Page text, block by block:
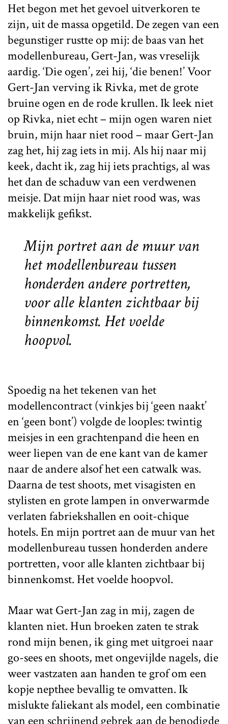
Het begon met het gevoel uitverkoren te
zijn, uit de massa opgetild. De zegen van een
begunstiger rustte op mij: de baas van het
modellenbureau, Gert-Jan, was vreselijk
aardig. ‘Die ogen’, zei hij, ‘die benen!’ Voor
Gert-Jan verving ik Rivka, met de grote
bruine ogen en de rode krullen. Ik leek niet
op Rivka, niet echt – mijn ogen waren niet
bruin, mijn haar niet rood – maar Gert-Jan
zag het, hij zag iets in mij. Als hij naar mij
keek, dacht ik, zag hij iets prachtigs, al was
het dan de schaduw van een verdwenen
meisje. Dat mijn haar niet rood was, was
makkelijk gefikst.
Mijn portret aan de muur van
het modellenbureau tussen
honderden andere portretten,
voor alle klanten zichtbaar bij
binnenkomst. Het voelde
hoopvol.
Spoedig na het tekenen van het
modellencontract (vinkjes bij ‘geen naakt’
en ‘geen bont’) volgde de looples: twintig
meisjes in een grachtenpand die heen en
weer liepen van de ene kant van de kamer
naar de andere alsof het een catwalk was.
Daarna de test shoots, met visagisten en
stylisten en grote lampen in onverwarmde
verlaten fabriekshallen en ooit-chique
hotels. En mijn portret aan de muur van het
modellenbureau tussen honderden andere
portretten, voor alle klanten zichtbaar bij
binnenkomst. Het voelde hoopvol.
Maar wat Gert-Jan zag in mij, zagen de
klanten niet. Hun broeken zaten te strak
rond mijn benen, ik ging met uitgroei naar
go-sees en shoots, met ongevijlde nagels, die
weer vastzaten aan handen te grof om een
kopje nepthee bevallig te omvatten. Ik
mislukte faliekant als model, een combinatie
van een schrijnend gebrek aan de benodigde